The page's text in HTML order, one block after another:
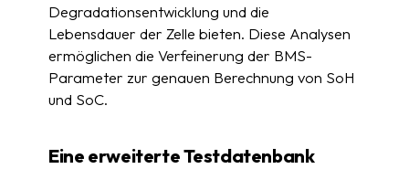
Degradationsentwicklung und die
Lebensdauer der Zelle bieten. Diese Analysen
ermöglichen die Verfeinerung der BMS-
Parameter zur genauen Berechnung von SoH
und SoC.
Eine erweiterte Testdatenbank